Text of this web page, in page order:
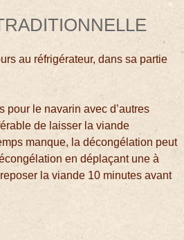
au réfrigérateur, dans sa partie
pour le navarin avec d’autres
de laisser la viande
manque, la décongélation peut
en déplaçant une à
la viande 10 minutes avant